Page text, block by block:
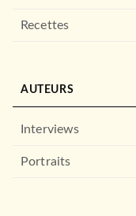
DUNOD
Recettes
AUTEURS
Interviews
Portraits